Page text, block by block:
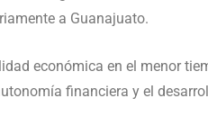
a Guanajuato.
económica en el menor
financiera y el